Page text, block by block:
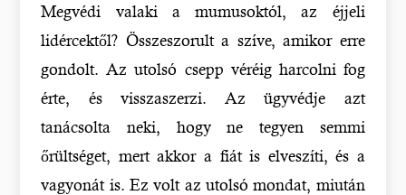
Megvédi valaki a mumusoktól, az éjjeli
lidércektől? Összeszorult a szíve, amikor erre
gondolt. Az utolsó csepp véréig harcolni fog
érte, és visszaszerzi. Az ügyvédje azt
tanácsolta neki, hogy ne tegyen semmi
őrültséget, mert akkor a fiát is elveszíti, és a
vagyonát is. Ez volt az utolsó mondat, miután